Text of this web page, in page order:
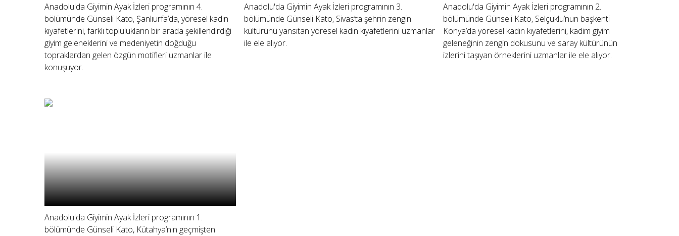
Anadolu'da Giyimin Ayak İzleri programının 4.
bölümünde Günseli Kato, Şanlıurfa’da, yöresel kadın
kıyafetlerini, farklı toplulukların bir arada şekillendirdiği
giyim geleneklerini ve medeniyetin doğduğu
topraklardan gelen özgün motifleri uzmanlar ile
konuşuyor.
Anadolu'da Giyimin Ayak İzleri programının 3.
bölümünde Günseli Kato, Sivas’ta şehrin zengin
kültürünü yansıtan yöresel kadın kıyafetlerini uzmanlar
ile ele alıyor.
Anadolu'da Giyimin Ayak İzleri programının 2.
bölümünde Günseli Kato, Selçuklu’nun başkenti
Konya’da yöresel kadın kıyafetlerini, kadim giyim
geleneğinin zengin dokusunu ve saray kültürünün
izlerini taşıyan örneklerini uzmanlar ile ele alıyor.
Anadolu'da Giyimin Ayak İzleri programının 1.
bölümünde Günseli Kato, Kütahya’nın geçmişten